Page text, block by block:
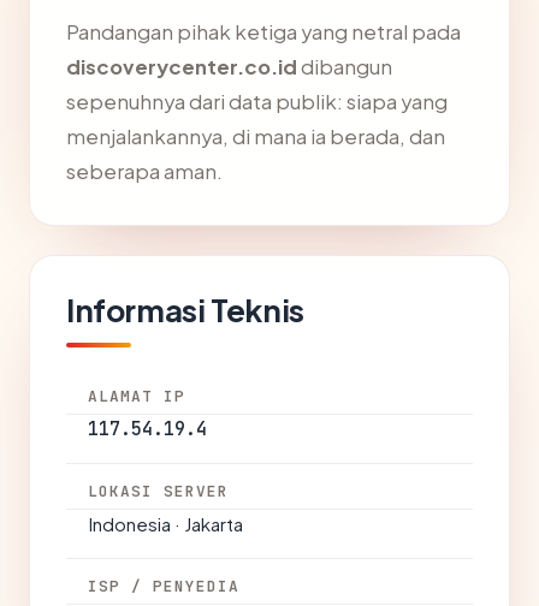
Pandangan pihak ketiga yang netral pada
discoverycenter.co.iddibangun
sepenuhnya dari data publik: siapa yang
menjalankannya, di mana ia berada, dan
seberapa aman.
Informasi Teknis
ALAMAT IP
117.54.19.4
LOKASI SERVER
Indonesia · Jakarta
ISP / PENYEDIA